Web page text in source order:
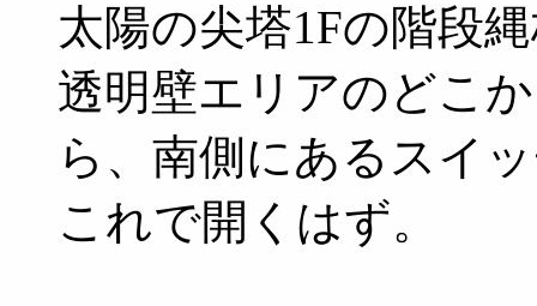
太陽の尖塔1Fの階段
透明壁エリアのどこ
ら、南側にあるスイ
これで開くはず。